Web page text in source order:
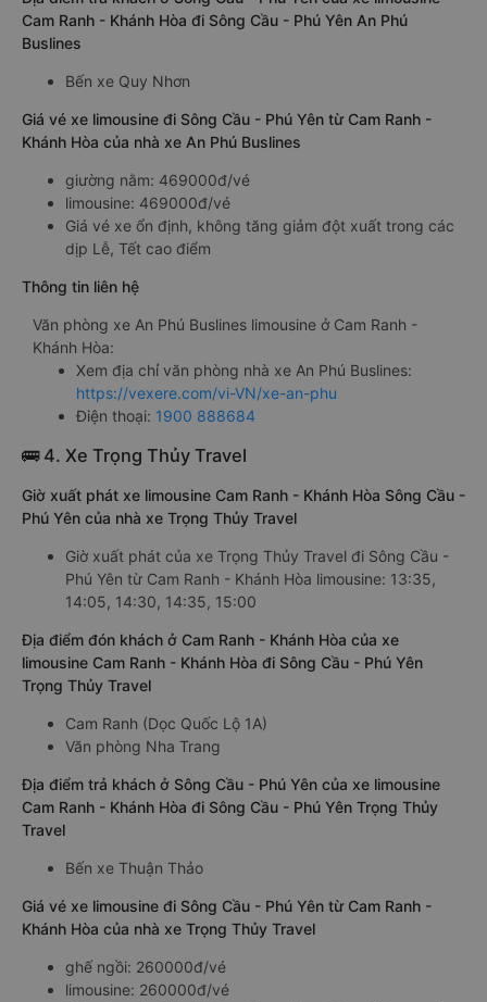
Cam Ranh - Khánh Hòa đi Sông Cầu - Phú Yên An Phú
Buslines
Bến xe Quy Nhơn
Giá vé xe limousine đi Sông Cầu - Phú Yên từ Cam Ranh -
Khánh Hòa của nhà xe An Phú Buslines
giường nằm: 469000đ/vé
limousine: 469000đ/vé
Giá vé xe ổn định, không tăng giảm đột xuất trong các
dịp Lễ, Tết cao điểm
Thông tin liên hệ
Văn phòng xe An Phú Buslines limousine ở Cam Ranh -
Khánh Hòa:
Xem địa chỉ văn phòng nhà xe An Phú Buslines:
https://vexere.com/vi-VN/xe-an-phu
Điện thoại: 1900 888684
🚌 4. Xe Trọng Thủy Travel
Giờ xuất phát xe limousine Cam Ranh - Khánh Hòa Sông Cầu -
Phú Yên của nhà xe Trọng Thủy Travel
Giờ xuất phát của xe Trọng Thủy Travel đi Sông Cầu -
Phú Yên từ Cam Ranh - Khánh Hòa limousine: 13:35,
14:05, 14:30, 14:35, 15:00
Địa điểm đón khách ở Cam Ranh - Khánh Hòa của xe
limousine Cam Ranh - Khánh Hòa đi Sông Cầu - Phú Yên
Trọng Thủy Travel
Cam Ranh (Dọc Quốc Lộ 1A)
Văn phòng Nha Trang
Địa điểm trả khách ở Sông Cầu - Phú Yên của xe limousine
Cam Ranh - Khánh Hòa đi Sông Cầu - Phú Yên Trọng Thủy
Travel
Bến xe Thuận Thảo
Giá vé xe limousine đi Sông Cầu - Phú Yên từ Cam Ranh -
Khánh Hòa của nhà xe Trọng Thủy Travel
ghế ngồi: 260000đ/vé
limousine: 260000đ/vé